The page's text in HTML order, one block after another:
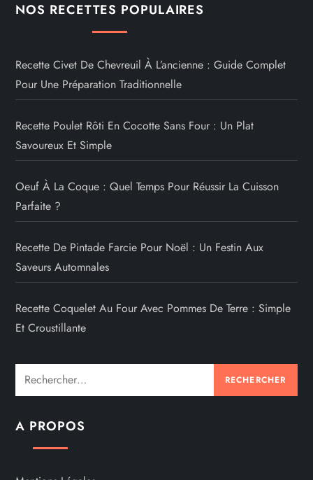
NOS RECETTES POPULAIRES
Recette Civet De Chevreuil À L’ancienne : Guide Complet
Pour Une Préparation Traditionnelle
Recette Poulet Rôti En Cocotte Sans Four : Un Plat
Savoureux Et Simple
Oeuf À La Coque : Quel Temps Pour Réussir La Cuisson
Parfaite ?
Recette De Pintade Farcie Pour Noël : Un Festin Aux
Saveurs Automnales
Recette Coquelet Au Four Avec Pommes De Terre : Simple
Et Croustillante
Rechercher :
A PROPOS